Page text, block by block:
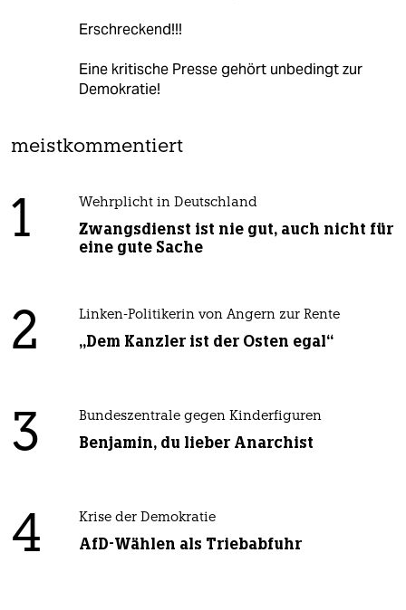
Erschreckend!!!
Eine kritische Presse gehört unbedingt zur
Demokratie!
meistkommentiert
1 Wehrplicht in Deutschland
Zwangsdienst ist nie gut, auch nicht für
eine gute Sache
2 Linken-Politikerin von Angern zur Rente
„Dem Kanzler ist der Osten egal“
3 Bundeszentrale gegen Kinderfiguren
Benjamin, du lieber Anarchist
4 Krise der Demokratie
AfD-Wählen als Triebabfuhr